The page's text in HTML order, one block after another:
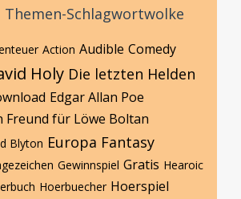
Themen-Schlagwortwolke
Action Audible Comedy
Holy Die letzten Helden
Edgar Allan Poe
Freund für Löwe Boltan
Blyton Europa Fantasy
Gewinnspiel Gratis Hearoic
Hoerbuecher Hoerspiel